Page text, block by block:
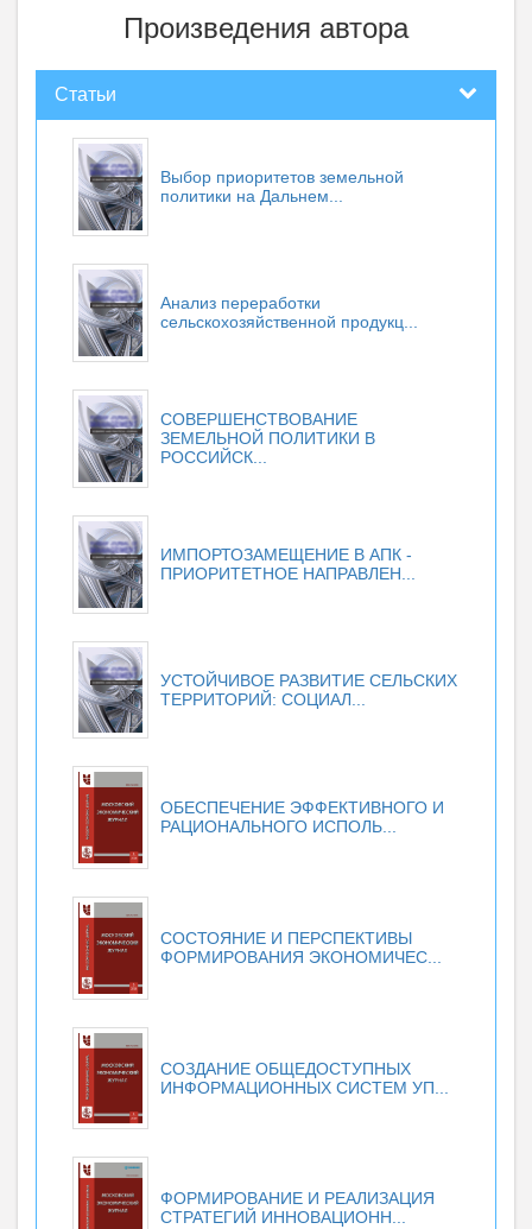
Произведения автора
Статьи
Выбор приоритетов земельной
политики на Дальнем...
Анализ переработки
сельскохозяйственной продукц...
СОВЕРШЕНСТВОВАНИЕ
ЗЕМЕЛЬНОЙ ПОЛИТИКИ В
РОССИЙСК...
ИМПОРТОЗАМЕЩЕНИЕ В АПК -
ПРИОРИТЕТНОЕ НАПРАВЛЕН...
УСТОЙЧИВОЕ РАЗВИТИЕ СЕЛЬСКИХ
ТЕРРИТОРИЙ: СОЦИАЛ...
ОБЕСПЕЧЕНИЕ ЭФФЕКТИВНОГО И
РАЦИОНАЛЬНОГО ИСПОЛЬ...
СОСТОЯНИЕ И ПЕРСПЕКТИВЫ
ФОРМИРОВАНИЯ ЭКОНОМИЧЕС...
СОЗДАНИЕ ОБЩЕДОСТУПНЫХ
ИНФОРМАЦИОННЫХ СИСТЕМ УП...
ФОРМИРОВАНИЕ И РЕАЛИЗАЦИЯ
СТРАТЕГИЙ ИННОВАЦИОНН...